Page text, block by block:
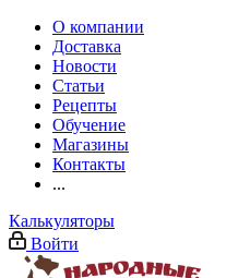
О компании
Доставка
Новости
Статьи
Рецепты
Обучение
Магазины
Контакты
...
Калькуляторы
Войти